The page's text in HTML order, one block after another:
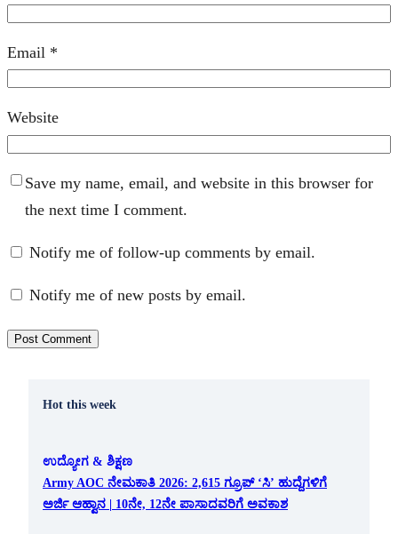
Email *
Website
Save my name, email, and website in this browser for
the next time I comment.
Notify me of follow-up comments by email.
Notify me of new posts by email.
Hot this week
ಉದ್ಯೋಗ & ಶಿಕ್ಷಣ
Army AOC ನೇಮಕಾತಿ 2026: 2,615 ಗ್ರೂಪ್ ‘ಸಿ’ ಹುದ್ದೆಗಳಿಗೆ
ಅರ್ಜಿ ಆಹ್ವಾನ | 10ನೇ, 12ನೇ ಪಾಸಾದವರಿಗೆ ಅವಕಾಶ